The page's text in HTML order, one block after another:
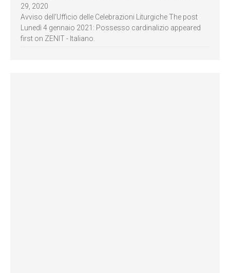
29, 2020
Avviso dell’Ufficio delle Celebrazioni Liturgiche The post
Lunedì 4 gennaio 2021: Possesso cardinalizio appeared
first on ZENIT - Italiano.